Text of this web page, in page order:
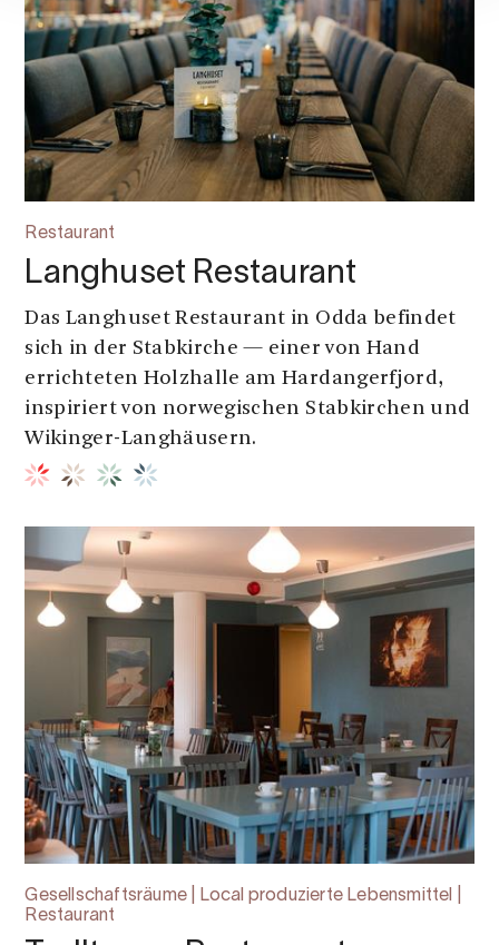
Restaurant
Langhuset Restaurant
Das Langhuset Restaurant in Odda befindet
sich in der Stabkirche — einer von Hand
errichteten Holzhalle am Hardangerfjord,
inspiriert von norwegischen Stabkirchen und
Wikinger-Langhäusern.
Gesellschaftsräume | Local produzierte Lebensmittel |
Restaurant